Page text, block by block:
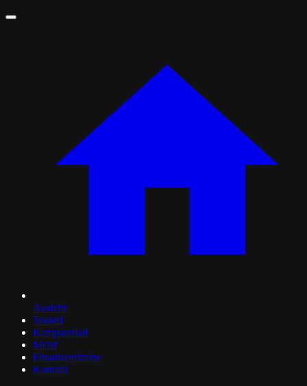
Avaleht
Tooted
Kampaaniad
Meist
Finantseerimine
Kontakt